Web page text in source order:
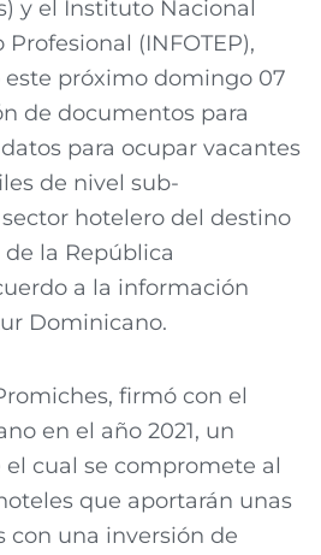
y el Instituto Nacional
(INFOTEP),
este próximo domingo 07
de documentos para
para ocupar vacantes
de nivel sub-
hotelero del destino
la República
a la información
Dominicano.
firmó con el
en el año 2021, un
cual se compromete al
que aportarán unas
con una inversión de